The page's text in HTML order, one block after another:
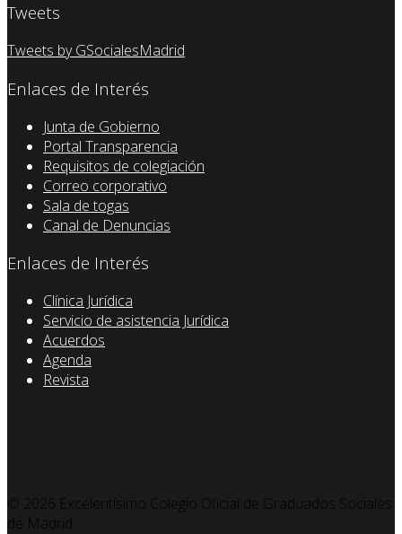
Tweets
Tweets by GSocialesMadrid
Enlaces de Interés
Junta de Gobierno
Portal Transparencia
Requisitos de colegiación
Correo corporativo
Sala de togas
Canal de Denuncias
Enlaces de Interés
Clínica Jurídica
Servicio de asistencia Jurídica
Acuerdos
Agenda
Revista
© 2026 Excelentísimo Colegio Oficial de Graduados Sociales
de Madrid